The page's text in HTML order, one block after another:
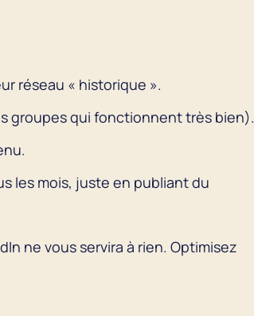
réseau « historique ».
groupes qui fonctionnent très bien).
les mois, juste en publiant du
ne vous servira à rien. Optimisez